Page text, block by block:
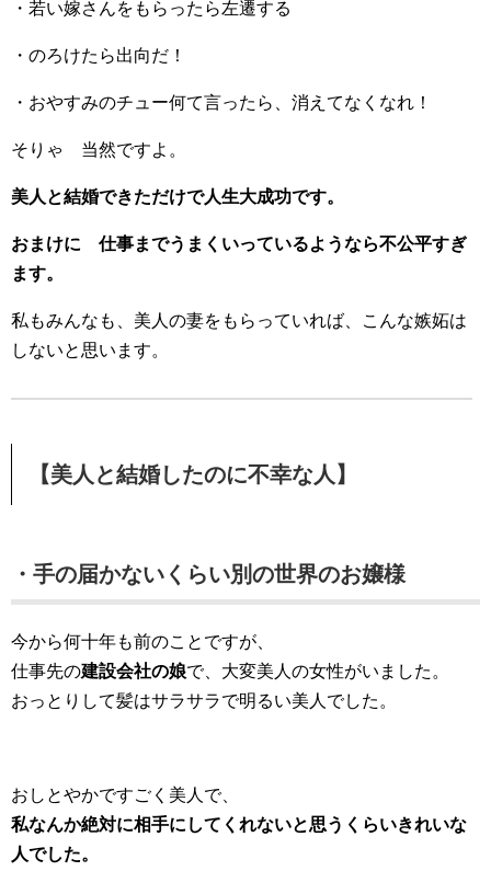
・若い嫁さんをもらったら左遷する
・のろけたら出向だ！
・おやすみのチュー何て言ったら、消えてなくなれ！
そりゃ 当然ですよ。
美人と結婚できただけで人生大成功です。
おまけに 仕事までうまくいっているようなら不公平すぎ
ます。
私もみんなも、美人の妻をもらっていれば、こんな嫉妬は
しないと思います。
【美人と結婚したのに不幸な人】
・手の届かないくらい別の世界のお嬢様
今から何十年も前のことですが、
仕事先の建設会社の娘で、大変美人の女性がいました。
おっとりして髪はサラサラで明るい美人でした。
おしとやかですごく美人で、
私なんか絶対に相手にしてくれないと思うくらいきれいな
人でした。